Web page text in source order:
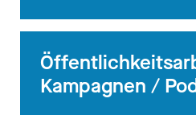
Kampagnen /